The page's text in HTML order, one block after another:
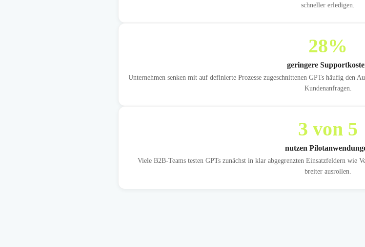
schneller erledigen.
28%
geringere
Unternehmen senken mit auf definierte Prozesse zugeschnittenen GPTs häufig den
Kundenanfragen.
3 von 5
nutzen
Viele B2B-Teams testen GPTs zunächst in klar abgegrenzten Einsatzfeldern wie
breiter ausrollen.